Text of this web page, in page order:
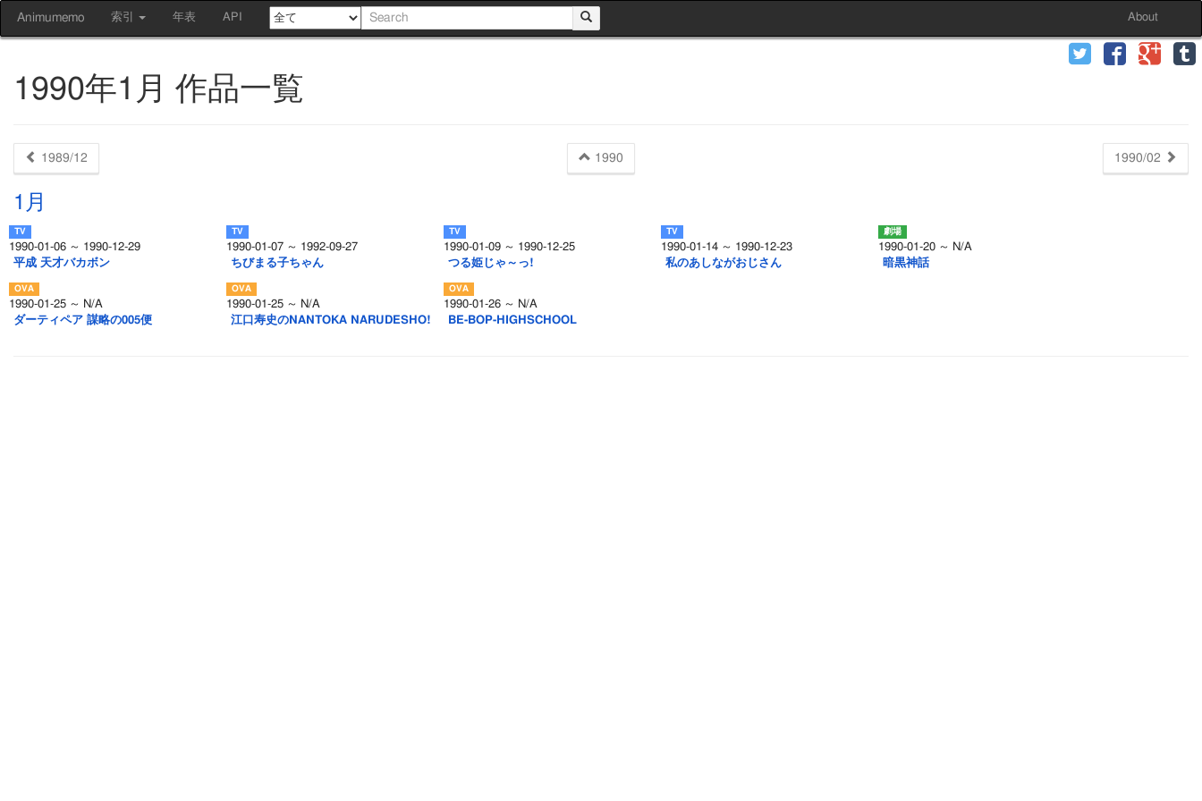
Animumemo 索引 年表 API About
1990年1月 作品一覧
1989/12 1990 1990/02
1月
1990-01-06 ～ 1990-12-29
平成 天才バカボン
1990-01-07 ～ 1992-09-27
ちびまる子ちゃん
1990-01-09 ～ 1990-12-25
つる姫じゃ～っ!
1990-01-14 ～ 1990-12-23
私のあしながおじさん
1990-01-20 ～ N/A
暗黒神話
1990-01-25 ～ N/A
ダーティペア 謀略の005便
1990-01-25 ～ N/A
江口寿史のNANTOKA NARUDESHO!
1990-01-26 ～ N/A
BE-BOP-HIGHSCHOOL